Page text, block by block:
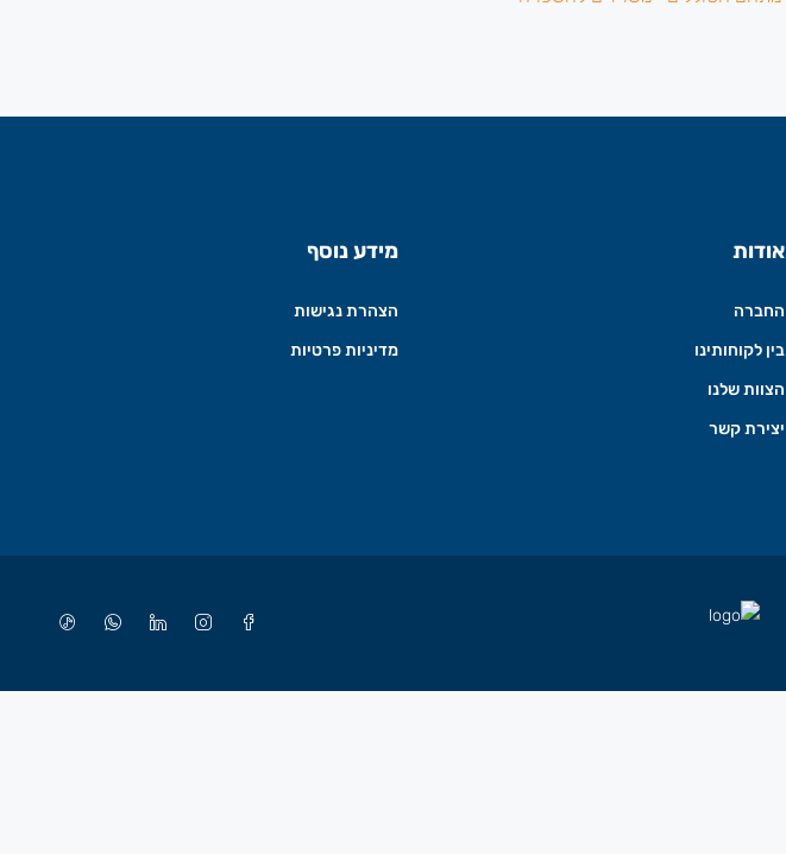
אודות
החברה
בין לקוחותינו
הצוות שלנו
יצירת קשר
מידע נוסף
הצהרת נגישות
מדיניות פרטיות